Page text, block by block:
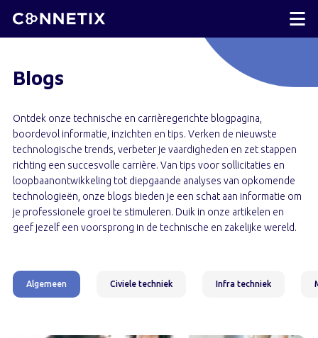
Blogs
Ontdek onze technische en carrièregerichte blogpagina,
boordevol informatie, inzichten en tips. Verken de nieuwste
technologische trends, verbeter je vaardigheden en zet stappen
richting een succesvolle carrière. Van tips voor sollicitaties en
loopbaanontwikkeling tot diepgaande analyses van opkomende
technologieën, onze blogs bieden je een schat aan informatie om
je professionele groei te stimuleren. Duik in onze artikelen en
geef jezelf een voorsprong in de technische en zakelijke wereld.
Algemeen Civiele techniek Infra techniek